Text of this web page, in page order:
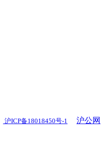
沪ICP备18018450号-1
沪公网